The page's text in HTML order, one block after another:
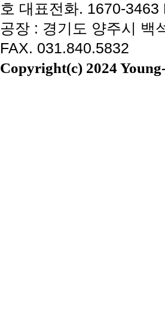
호 대표전화. 1670-
공장 : 경기도 양주시 백
FAX. 031.840.5832
Copyright(c) 2024